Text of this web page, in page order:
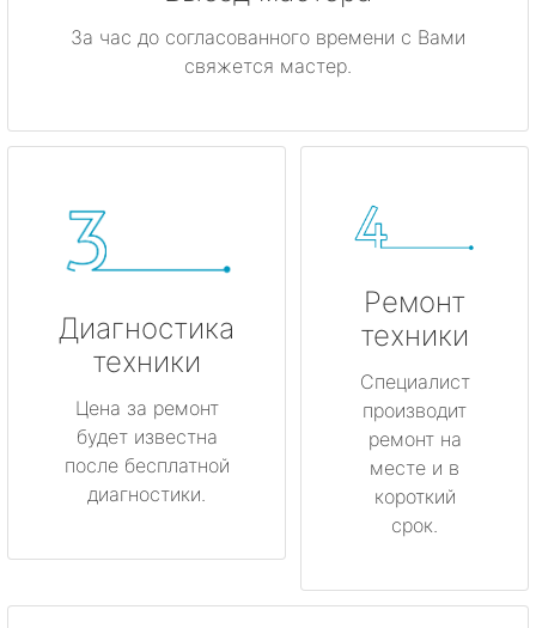
За час до согласованного времени с Вами
свяжется мастер.
Диагностика
техники
Цена за ремонт
будет известна
после бесплатной
диагностики.
Ремонт
техники
Специалист
производит
ремонт на
месте и в
короткий
срок.